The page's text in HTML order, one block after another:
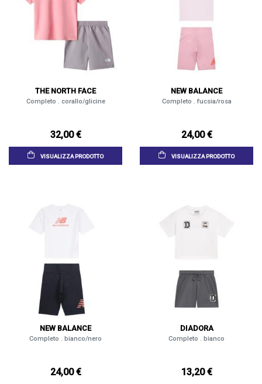
THE NORTH FACE
Completo . corallo/glicine
32,00 €
VISUALIZZA PRODOTTO
NEW BALANCE
Completo . fucsia/rosa
24,00 €
VISUALIZZA PRODOTTO
NEW BALANCE
Completo . bianco/nero
24,00 €
DIADORA
Completo . bianco
13,20 €